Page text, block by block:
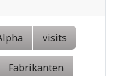
visits
Fabrikanten